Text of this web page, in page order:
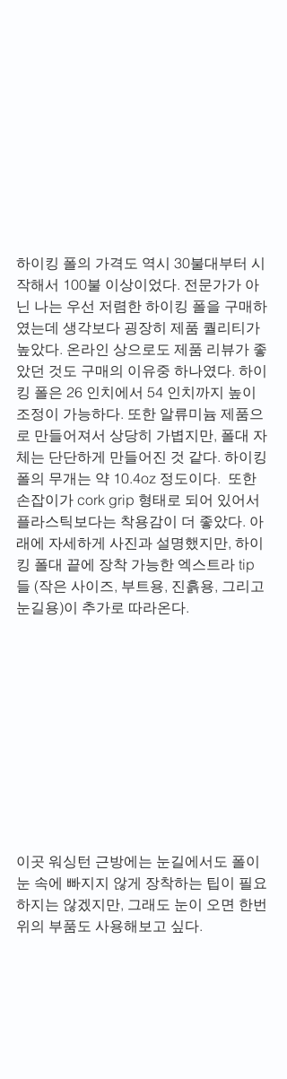
하이킹 폴의 가격도 역시 30불대부터 시
작해서 100불 이상이었다. 전문가가 아
닌 나는 우선 저렴한 하이킹 폴을 구매하
였는데 생각보다 굉장히 제품 퀄리티가
높았다. 온라인 상으로도 제품 리뷰가 좋
았던 것도 구매의 이유중 하나였다. 하이
킹 폴은 26 인치에서 54 인치까지 높이
조정이 가능하다. 또한 알류미늄 제품으
로 만들어져서 상당히 가볍지만, 폴대 자
체는 단단하게 만들어진 것 같다. 하이킹
폴의 무개는 약 10.4oz 정도이다.  또한
손잡이가 cork grip 형태로 되어 있어서
플라스틱보다는 착용감이 더 좋았다. 아
래에 자세하게 사진과 설명했지만, 하이
킹 폴대 끝에 장착 가능한 엑스트라 tip
들 (작은 사이즈, 부트용, 진흙용, 그리고
눈길용)이 추가로 따라온다.
이곳 워싱턴 근방에는 눈길에서도 폴이
눈 속에 빠지지 않게 장착하는 팁이 필요
하지는 않겠지만, 그래도 눈이 오면 한번
위의 부품도 사용해보고 싶다.